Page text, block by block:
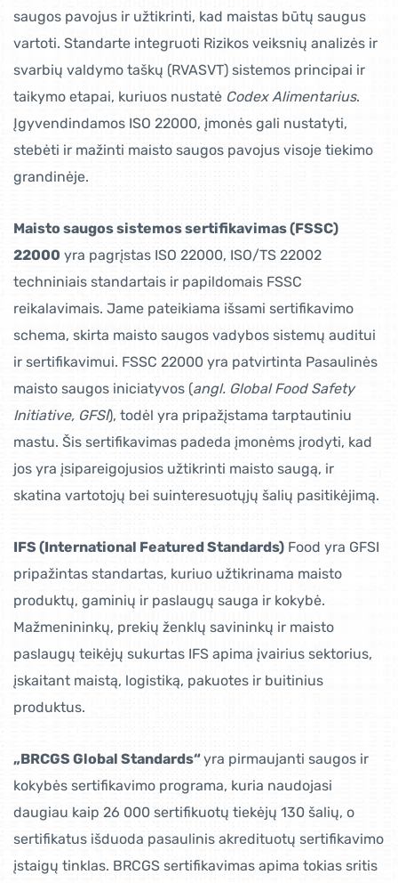
saugos pavojus ir užtikrinti, kad maistas būtų saugus
vartoti. Standarte integruoti Rizikos veiksnių analizės ir
svarbių valdymo taškų (RVASVT) sistemos principai ir
taikymo etapai, kuriuos nustatė Codex Alimentarius.
Įgyvendindamos ISO 22000, įmonės gali nustatyti,
stebėti ir mažinti maisto saugos pavojus visoje tiekimo
grandinėje.
Maisto saugos sistemos sertifikavimas (FSSC)
22000 yra pagrįstas ISO 22000, ISO/TS 22002
techniniais standartais ir papildomais FSSC
reikalavimais. Jame pateikiama išsami sertifikavimo
schema, skirta maisto saugos vadybos sistemų auditui
ir sertifikavimui. FSSC 22000 yra patvirtinta Pasaulinės
maisto saugos iniciatyvos (angl. Global Food Safety
Initiative, GFSI), todėl yra pripažįstama tarptautiniu
mastu. Šis sertifikavimas padeda įmonėms įrodyti, kad
jos yra įsipareigojusios užtikrinti maisto saugą, ir
skatina vartotojų bei suinteresuotųjų šalių pasitikėjimą.
IFS (International Featured Standards) Food yra GFSI
pripažintas standartas, kuriuo užtikrinama maisto
produktų, gaminių ir paslaugų sauga ir kokybė.
Mažmenininkų, prekių ženklų savininkų ir maisto
paslaugų teikėjų sukurtas IFS apima įvairius sektorius,
įskaitant maistą, logistiką, pakuotes ir buitinius
produktus.
„BRCGS Global Standards“yra pirmaujanti saugos ir
kokybės sertifikavimo programa, kuria naudojasi
daugiau kaip 26 000 sertifikuotų tiekėjų 130 šalių, o
sertifikatus išduoda pasaulinis akredituotų sertifikavimo
įstaigų tinklas. BRCGS sertifikavimas apima tokias sritis